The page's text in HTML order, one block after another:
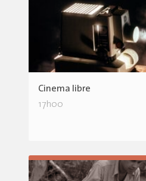
Cinema libre
17h00